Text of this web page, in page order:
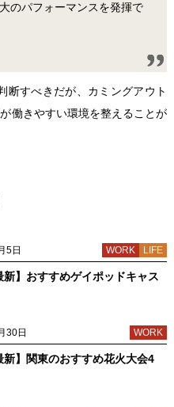
のパフォーマンスを発揮で
断すべきだが、カミングアウト
働きやすい環境を整えることが
5日 LIFE
WORK
新】おすすめゲイポッドキャス
30日 WORK
新】関東のおすすめ花火大会4